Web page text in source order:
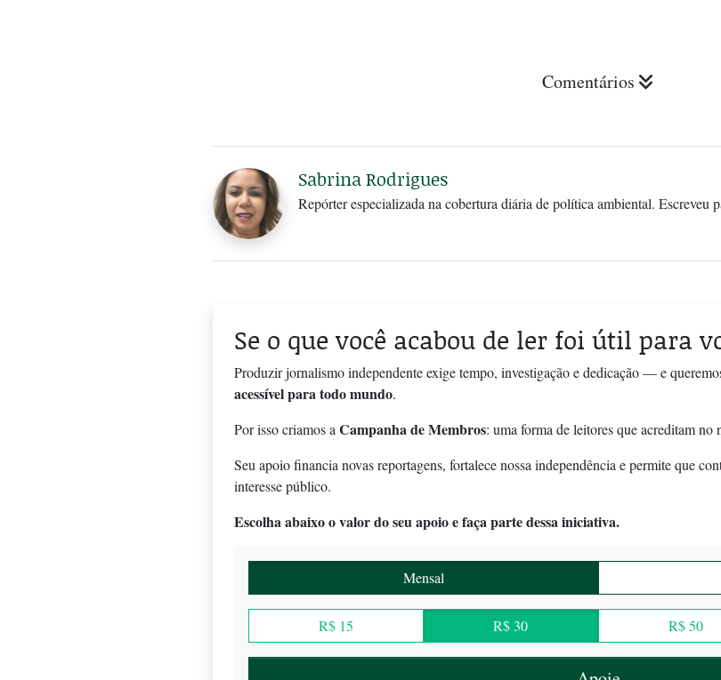
Comentários
Sabrina Rodrigues
Repórter especializada na cobertura diária de política ambiental. Escreveu
Se o que você acabou de ler foi útil para
Produzir jornalismo independente exige tempo, investigação e dedicação — e
acessível para todo mundo.
Por isso criamos a Campanha de Membros: uma forma de leitores que acreditam no
Seu apoio financia novas reportagens, fortalece nossa independência e permite que
interesse público.
Escolha abaixo o valor do seu apoio e faça parte dessa iniciativa.
Mensal
R$ 15 R$ 30 R$ 50